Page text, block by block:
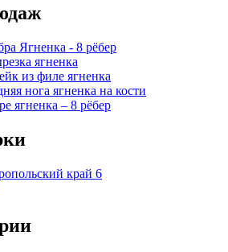
Ягненка - 8 рёбер
ягненка
из филе ягненка
нога ягненка на кости
ягненка – 8 рёбер
край 6